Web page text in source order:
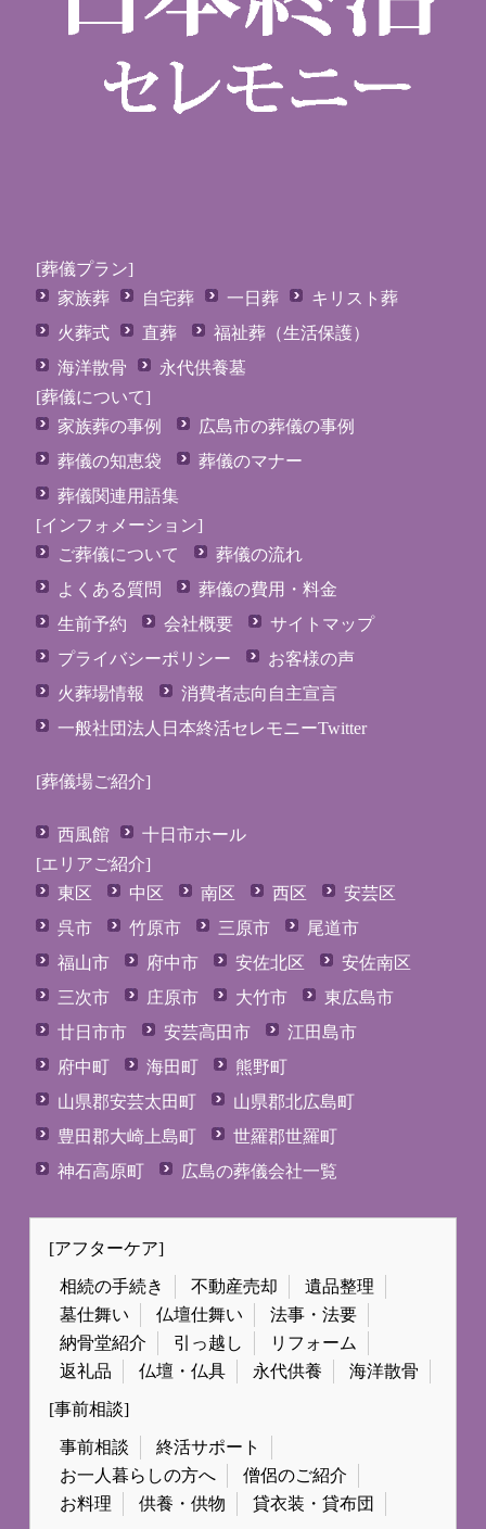
[葬儀プラン]
家族葬
自宅葬 一日葬
キリスト葬
火葬式
直葬
福祉葬（生活保護）
海洋散骨
永代供養墓
[葬儀について]
家族葬の事例
広島市の葬儀の事例
葬儀の知恵袋
葬儀のマナー
葬儀関連用語集
[インフォメーション]
ご葬儀について
葬儀の流れ
よくある質問
葬儀の費用・料金
生前予約
会社概要
サイトマップ
プライバシーポリシー
お客様の声
火葬場情報
消費者志向自主宣言
一般社団法人日本終活セレモニーTwitter
[葬儀場ご紹介]
西風館
十日市ホール
[エリアご紹介]
東区
中区 南区 西区
安芸区
呉市
竹原市 三原市
尾道市
福山市
府中市 安佐北区
安佐南区
三次市
庄原市 大竹市
東広島市
廿日市市
安芸高田市
江田島市
府中町
海田町
熊野町
山県郡安芸太田町
山県郡北広島町
豊田郡大崎上島町
世羅郡世羅町
神石高原町
広島の葬儀会社一覧
[アフターケア]
相続の手続き 不動産売却
遺品整理
墓仕舞い
仏壇仕舞い
法事・法要
納骨堂紹介
引っ越し
リフォーム
返礼品
仏壇・仏具 永代供養 海洋散骨
[事前相談]
事前相談
終活サポート
お一人暮らしの方へ
僧侶のご紹介
お料理
供養・供物 貸衣装・貸布団